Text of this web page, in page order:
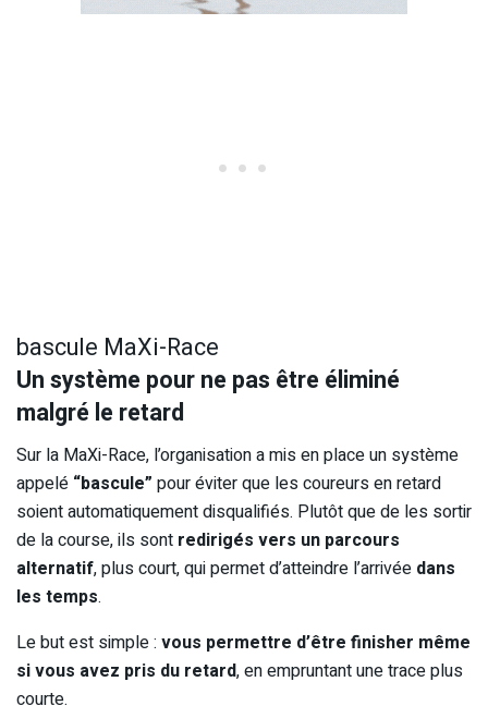
bascule MaXi-Race
Un système pour ne pas être éliminé
malgré le retard
Sur la MaXi-Race, l’organisation a mis en place un système
appelé “bascule” pour éviter que les coureurs en retard
soient automatiquement disqualifiés. Plutôt que de les sortir
de la course, ils sont redirigés vers un parcours
alternatif, plus court, qui permet d’atteindre l’arrivée dans
les temps.
Le but est simple : vous permettre d’être finisher même
si vous avez pris du retard, en empruntant une trace plus
courte.